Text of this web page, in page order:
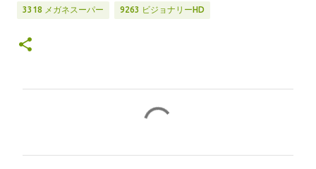
3318 メガネスーパー 9263 ビジョナリーHD